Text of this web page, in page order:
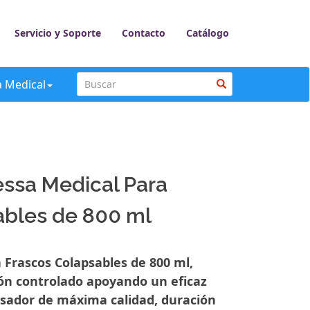
Servicio y Soporte Contacto Catálogo
Medical
Medical Para
de 800 ml
Frascos Colapsables de 800 ml,
controlado apoyando un eficaz
de máxima calidad, duración